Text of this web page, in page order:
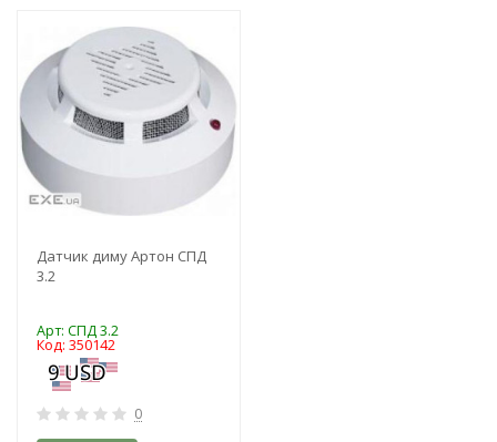
Датчик диму Артон СПД
3.2
Арт: СПД 3.2
Код: 350142
0